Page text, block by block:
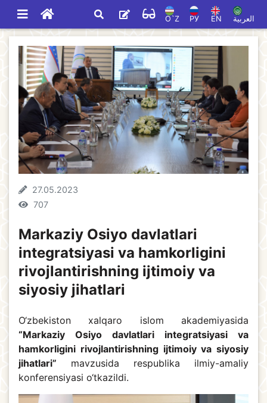
O`Z РУ EN العربية
27.05.2023
707
Markaziy Osiyo davlatlari
integratsiyasi va hamkorligini
rivojlantirishning ijtimoiy va
siyosiy jihatlari
O‘zbekiston xalqaro islom akademiyasida
“Markaziy Osiyo davlatlari integratsiyasi va
hamkorligini rivojlantirishning ijtimoiy va siyosiy
jihatlari” mavzusida respublika ilmiy-amaliy
konferensiyasi o‘tkazildi.